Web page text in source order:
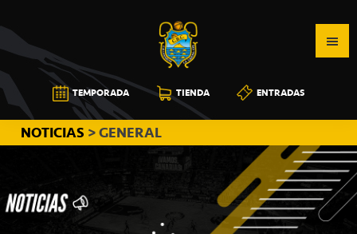
a
la
navegación
principal
al
contenido
principal
a
la
barra
lateral
principal
CB
CANARIAS
TEMPORADA TIENDA ENTRADAS
NOTICIAS > GENERAL